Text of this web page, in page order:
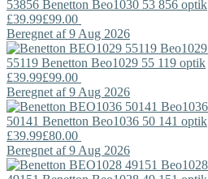
53856 Benetton Beo1030 53 856 optik
£39.99£99.00
Beregnet af 9 Aug 2026
55119 Benetton Beo1029 55 119 optik
£39.99£99.00
Beregnet af 9 Aug 2026
50141 Benetton Beo1036 50 141 optik
£39.99£80.00
Beregnet af 9 Aug 2026